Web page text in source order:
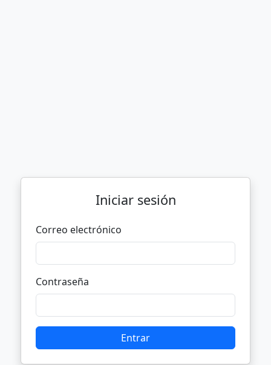
Iniciar sesión
Correo electrónico
Contraseña
Entrar